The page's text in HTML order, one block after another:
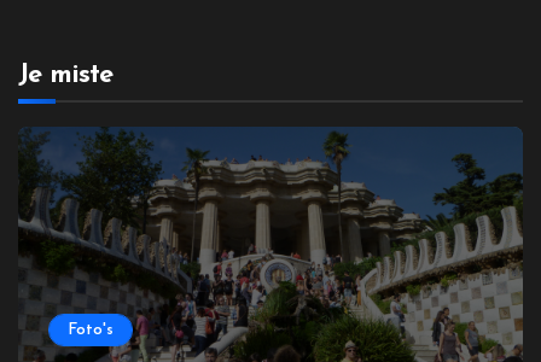
Je miste
Foto's